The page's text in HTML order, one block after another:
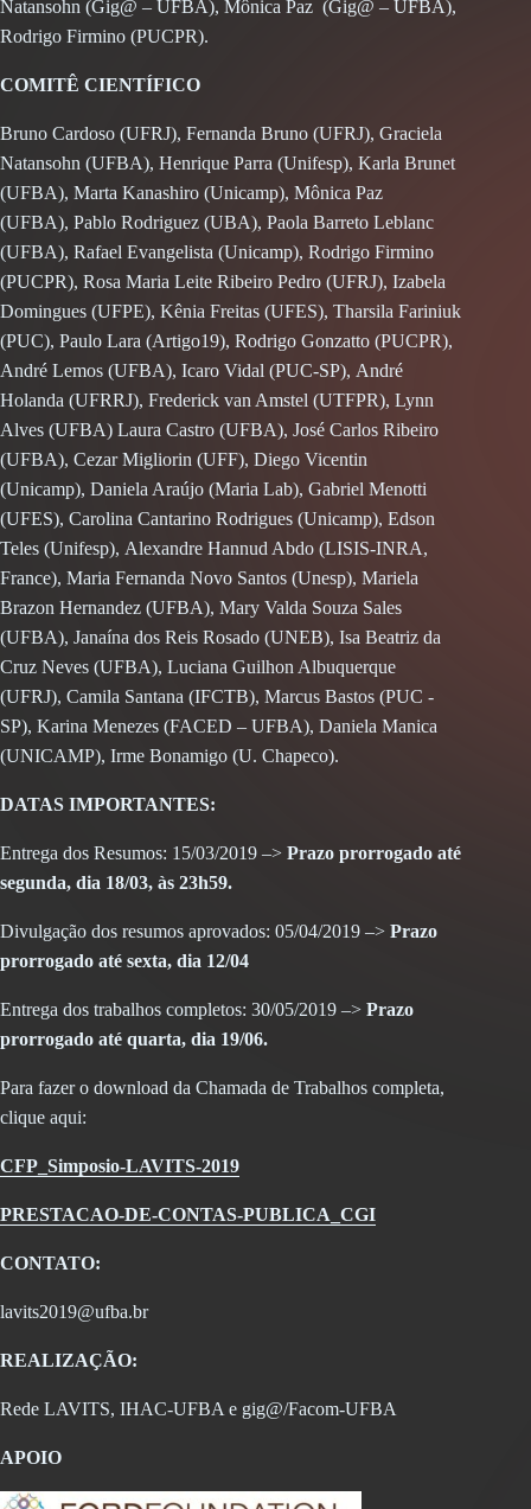
Natansohn (Gig@ – UFBA), Mônica Paz (Gig@ – UFBA),
Rodrigo Firmino (PUCPR).
COMITÊ CIENTÍFICO
Bruno Cardoso (UFRJ), Fernanda Bruno (UFRJ), Graciela
Natansohn (UFBA), Henrique Parra (Unifesp), Karla Brunet
(UFBA), Marta Kanashiro (Unicamp), Mônica Paz
(UFBA), Pablo Rodriguez (UBA), Paola Barreto Leblanc
(UFBA), Rafael Evangelista (Unicamp), Rodrigo Firmino
(PUCPR), Rosa Maria Leite Ribeiro Pedro (UFRJ), Izabela
Domingues (UFPE), Kênia Freitas (UFES), Tharsila Fariniuk
(PUC), Paulo Lara (Artigo19), Rodrigo Gonzatto (PUCPR),
André Lemos (UFBA), Icaro Vidal (PUC-SP), André
Holanda (UFRRJ), Frederick van Amstel (UTFPR), Lynn
Alves (UFBA) Laura Castro (UFBA), José Carlos Ribeiro
(UFBA), Cezar Migliorin (UFF), Diego Vicentin
(Unicamp), Daniela Araújo (Maria Lab), Gabriel Menotti
(UFES), Carolina Cantarino Rodrigues (Unicamp), Edson
Teles (Unifesp), Alexandre Hannud Abdo (LISIS-INRA,
France), Maria Fernanda Novo Santos (Unesp), Mariela
Brazon Hernandez (UFBA), Mary Valda Souza Sales
(UFBA), Janaína dos Reis Rosado (UNEB), Isa Beatriz da
Cruz Neves (UFBA), Luciana Guilhon Albuquerque
(UFRJ), Camila Santana (IFCTB), Marcus Bastos (PUC -
SP), Karina Menezes (FACED – UFBA), Daniela Manica
(UNICAMP), Irme Bonamigo (U. Chapeco).
DATAS IMPORTANTES:
Entrega dos Resumos: 15/03/2019 –> Prazo prorrogado até
segunda, dia 18/03, às 23h59.
Divulgação dos resumos aprovados: 05/04/2019 –> Prazo
prorrogado até sexta, dia 12/04
Entrega dos trabalhos completos: 30/05/2019 –> Prazo
prorrogado até quarta, dia 19/06.
Para fazer o download da Chamada de Trabalhos completa,
clique aqui:
CFP_Simposio-LAVITS-2019
PRESTACAO-DE-CONTAS-PUBLICA_CGI
CONTATO:
lavits2019@ufba.br
REALIZAÇÃO:
Rede LAVITS, IHAC-UFBA e gig@/Facom-UFBA
APOIO